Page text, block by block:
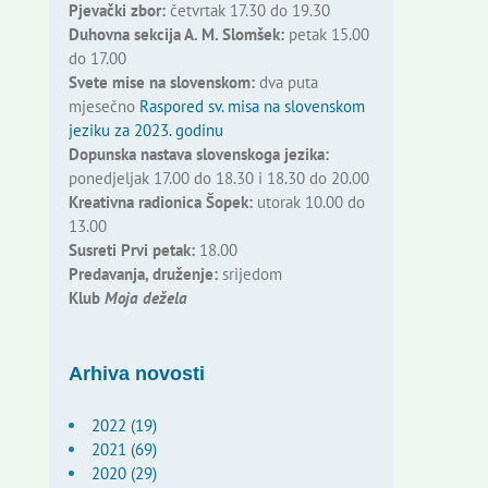
Pjevački zbor:četvrtak 17.30 do 19.30
Duhovna sekcija A. M. Slomšek:petak 15.00
do 17.00
Svete mise na slovenskom:dva puta
mjesečno Raspored sv. misa na slovenskom
jeziku za 2023. godinu
Dopunska nastava slovenskoga jezika:
ponedjeljak 17.00 do 18.30 i 18.30 do 20.00
Kreativna radionica Šopek:utorak 10.00 do
13.00
Susreti Prvi petak:18.00
Predavanja, druženje:srijedom
Klub Moja dežela
Arhiva novosti
2022 (19)
2021 (69)
2020 (29)